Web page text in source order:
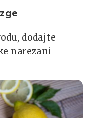
dodajte
narezani